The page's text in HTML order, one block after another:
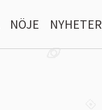
NÖJE NYHETER